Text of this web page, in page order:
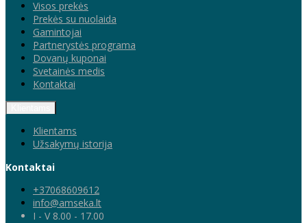
Visos prekės
Prekės su nuolaida
Gamintojai
Partnerystės programa
Dovanų kuponai
Svetainės medis
Kontaktai
Klientams
Užsakymų istorija
Kontaktai
+37068609612
info@amseka.lt
I - V 8.00 - 17.00